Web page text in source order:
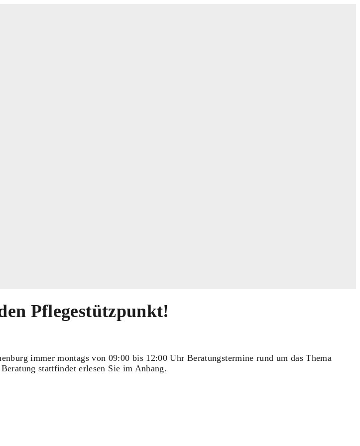
Pflegestützpunkt!
immer montags von 09:00 bis 12:00 Uhr Beratungstermine rund um das Thema
stattfindet erlesen Sie im Anhang.